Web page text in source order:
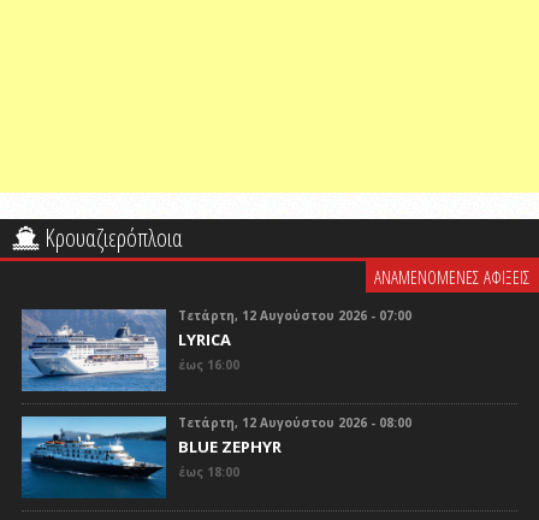
Κρουαζιερόπλοια
ΑΝΑΜΕΝΟΜΕΝΕΣ ΑΦΙΞΕΙΣ
Τετάρτη, 12 Αυγούστου 2026 - 07:00
LYRICA
έως 16:00
Τετάρτη, 12 Αυγούστου 2026 - 08:00
BLUE ZEPHYR
έως 18:00